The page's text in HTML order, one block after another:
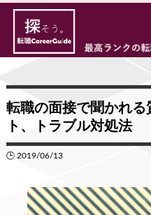
転職の面接で聞かれ
ト、トラブル対処法
🕒 2019/06/13